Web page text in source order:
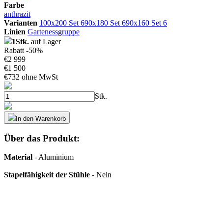
Farbe
anthrazit
Varianten 100x200 Set 690x180 Set 690x160 Set 6
Linien Gartenessgruppe
1Stk. auf Lager
Rabatt -50%
€2 999
€1 500
€732 ohne MwSt
Stk.
In den Warenkorb
Über das Produkt:
Material - Aluminium
Stapelfähigkeit der Stühle - Nein